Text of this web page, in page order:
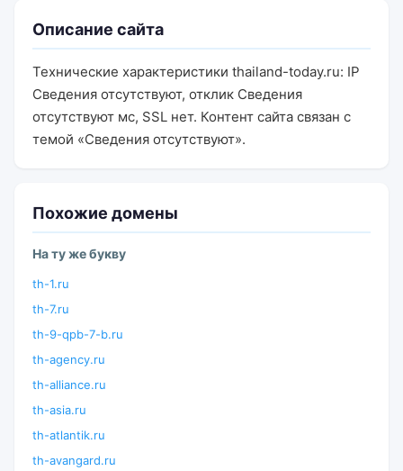
Описание сайта
Технические характеристики thailand-today.ru: IP
Сведения отсутствуют, отклик Сведения
отсутствуют мс, SSL нет. Контент сайта связан с
темой «Сведения отсутствуют».
Похожие домены
На ту же букву
th-1.ru
th-7.ru
th-9-qpb-7-b.ru
th-agency.ru
th-alliance.ru
th-asia.ru
th-atlantik.ru
th-avangard.ru